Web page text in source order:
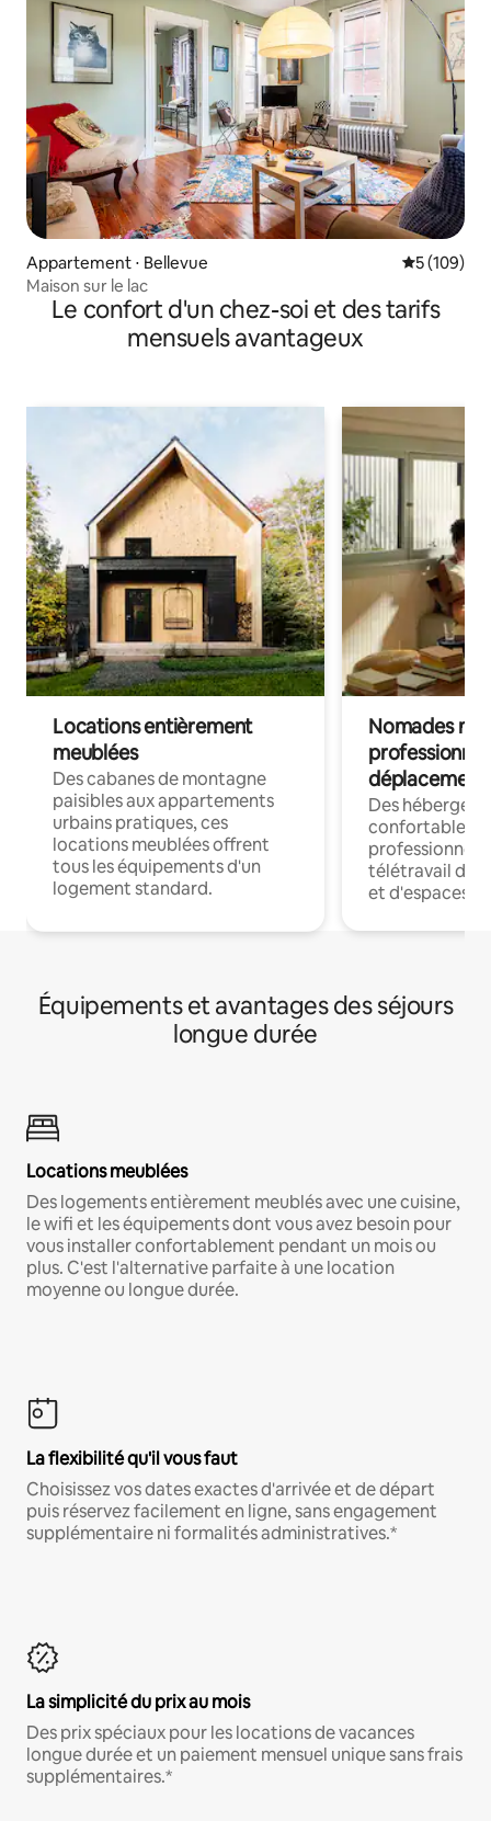
Appartement ⋅ Bellevue Évaluation
5 (109)
Maison sur le lac
Le confort d'un chez-soi et des tarifs
mensuels avantageux
Locations entièrement
meublées
Des cabanes de montagne
paisibles aux appartements
urbains pratiques, ces
locations meublées offrent
tous les équipements d'un
logement standard.
Nomades
déplacement
Des
confortables
professionnels
télétravail
et d'espaces
Équipements et avantages des séjours
longue durée
Locations meublées
Des logements entièrement meublés avec une cuisine,
le wifi et les équipements dont vous avez besoin pour
vous installer confortablement pendant un mois ou
plus. C'est l'alternative parfaite à une location
moyenne ou longue durée.
La flexibilité qu'il vous faut
Choisissez vos dates exactes d'arrivée et de départ
puis réservez facilement en ligne, sans engagement
supplémentaire ni formalités administratives.*
La simplicité du prix au mois
Des prix spéciaux pour les locations de vacances
longue durée et un paiement mensuel unique sans frais
supplémentaires.*